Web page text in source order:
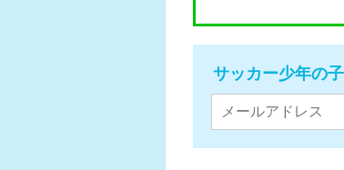
サッカー少年の